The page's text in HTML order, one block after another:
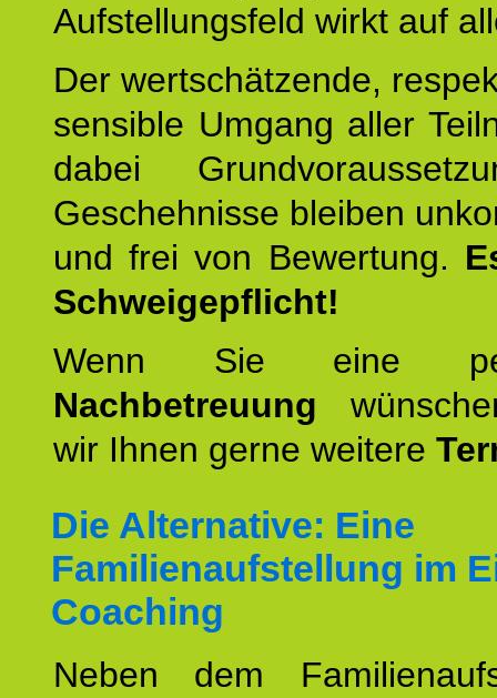
Aufstellungsfeld wirkt auf
Der wertschätzende,
sensible Umgang aller
dabei
Geschehnisse bleiben
und frei von Bewertung.
Schweigepflicht!
Wenn Sie eine
Nachbetreuung
wir Ihnen gerne weitere
Die Alternative: Eine
Familienaufstellung im
Coaching
Neben dem